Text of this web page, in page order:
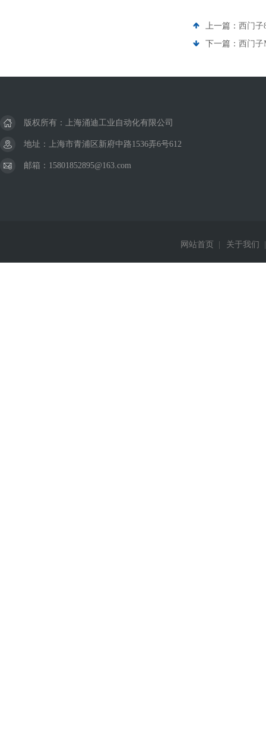
上一篇： 西门子
下一篇： 西门子
版权所有：上海涌迪工业自动化有限公司
地址：上海市青浦区新府中路1536弄6号612
邮箱：15801852895@163.com
网站首页 关于我们